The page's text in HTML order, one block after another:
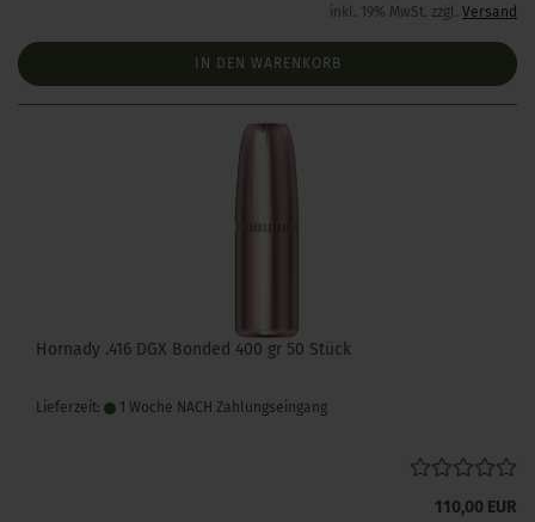
inkl. 19% MwSt. zzgl. Versand
IN DEN WARENKORB
Hornady .416 DGX Bonded 400 gr 50 Stück
Lieferzeit: 1 Woche NACH Zahlungseingang
110,00 EUR